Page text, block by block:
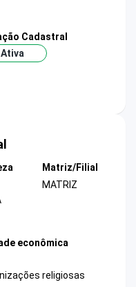
Cadastral
Ativa
Matriz/Filial
MATRIZ
econômica
religiosas